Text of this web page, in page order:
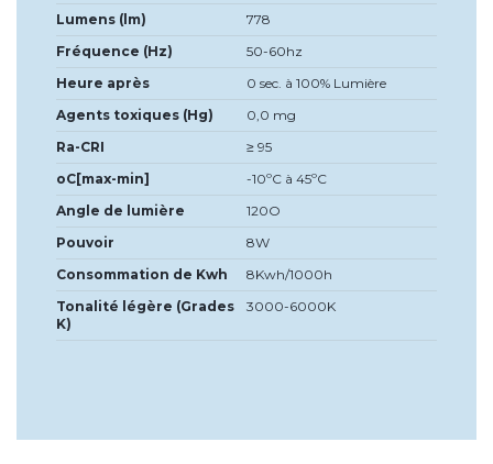
Lumens (lm)
778
Fréquence (Hz)
50-60hz
Heure après
0 sec. à 100% Lumière
Agents toxiques (Hg)
0,0 mg
Ra-CRI
≥ 95
oC[max-min]
-10ºC à 45ºC
Angle de lumière
120O
Pouvoir
8W
Consommation de Kwh
8Kwh/1000h
Tonalité légère (Grades
K)
3000-6000K